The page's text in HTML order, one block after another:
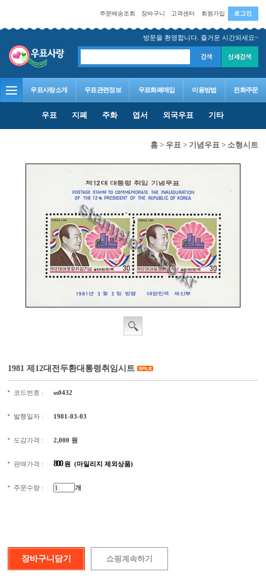
로그인
회원가입
고객센터
장바구니
주문배송조회
방문을 환영합니다. 즐거운 시간되세요~
우표사랑소개 우표관련정보 우표화폐매입 이용방법 전화주문
우표 지폐 주화 엽서 외국우표 기타
홈> 우표 > 기념우표 > 소형시트
1981 제12대전두환대통령취임시트
코드번호 : ss0432
발행일자 : 1981-03-03
도감가격 : 2,000 원
판매가격 : 800원 (마일리지 제외상품)
주문수량 : 개